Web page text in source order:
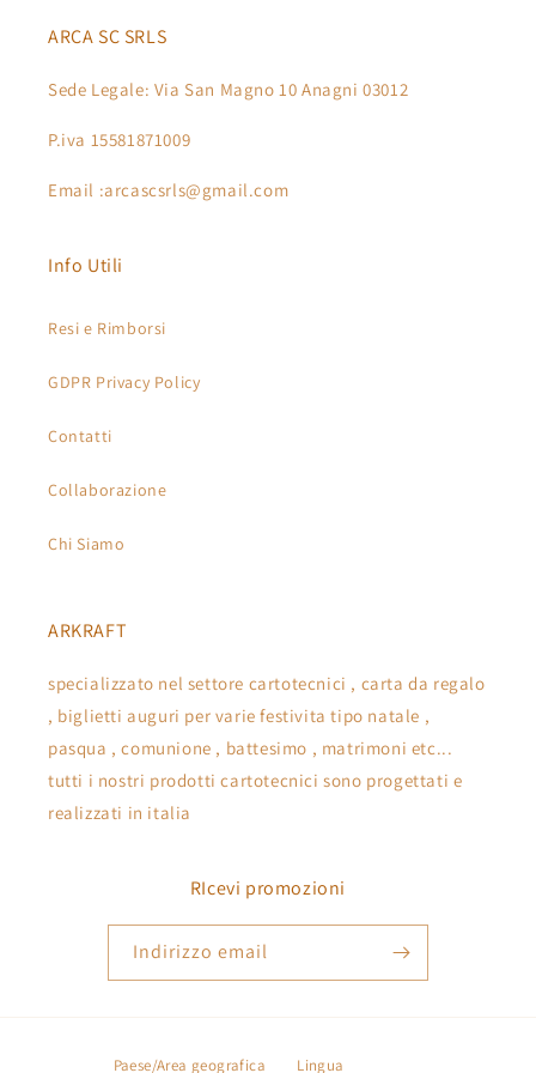
ARCA SC SRLS
Sede Legale: Via San Magno 10 Anagni 03012
P.iva 15581871009
Email :arcascsrls@gmail.com
Info Utili
Resi e Rimborsi
GDPR Privacy Policy
Contatti
Collaborazione
Chi Siamo
ARKRAFT
specializzato nel settore cartotecnici , carta da regalo
, biglietti auguri per varie festivita tipo natale ,
pasqua , comunione , battesimo , matrimoni etc...
tutti i nostri prodotti cartotecnici sono progettati e
realizzati in italia
RIcevi promozioni
Indirizzo email
Paese/Area geografica Lingua